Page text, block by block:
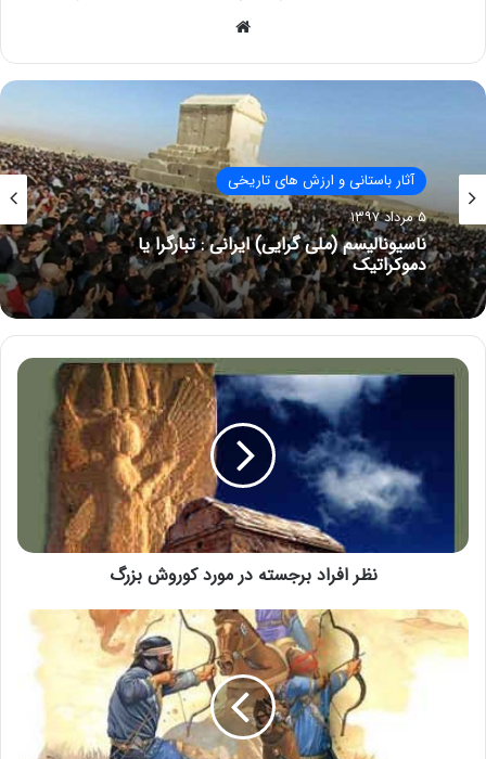
آثار باستانی و ارزش های تاریخی
۵ مرداد ۱۳۹۷
ناسیونالیسم (ملی گرایی) ایرانی : تبارگرا یا
دموکراتیک
نظر افراد برجسته در مورد کوروش بزرگ